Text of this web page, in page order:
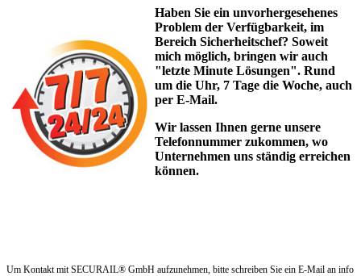
Haben Sie ein unvorhergesehenes
Problem der Verfügbarkeit, im
Bereich Sicherheitschef? Soweit
mich möglich, bringen wir auch
"letzte Minute Lösungen". Rund
um die Uhr, 7 Tage die Woche, auch
per E-Mail.
Wir lassen Ihnen gerne unsere
Telefonnummer zukommen, wo
Unternehmen uns ständig erreichen
können.
Um Kontakt mit SECURAIL® GmbH aufzunehmen, bitte schreiben Sie ein E-Mail an info